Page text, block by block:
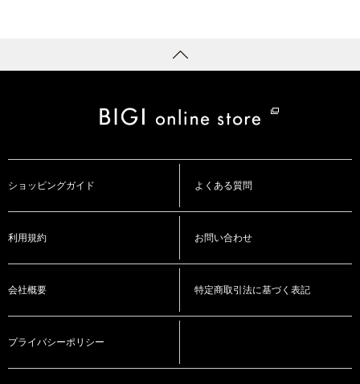
ショッピングガイド よくある質問
利用規約 お問い合わせ
会社概要 特定商取引法に基づく表記
プライバシーポリシー